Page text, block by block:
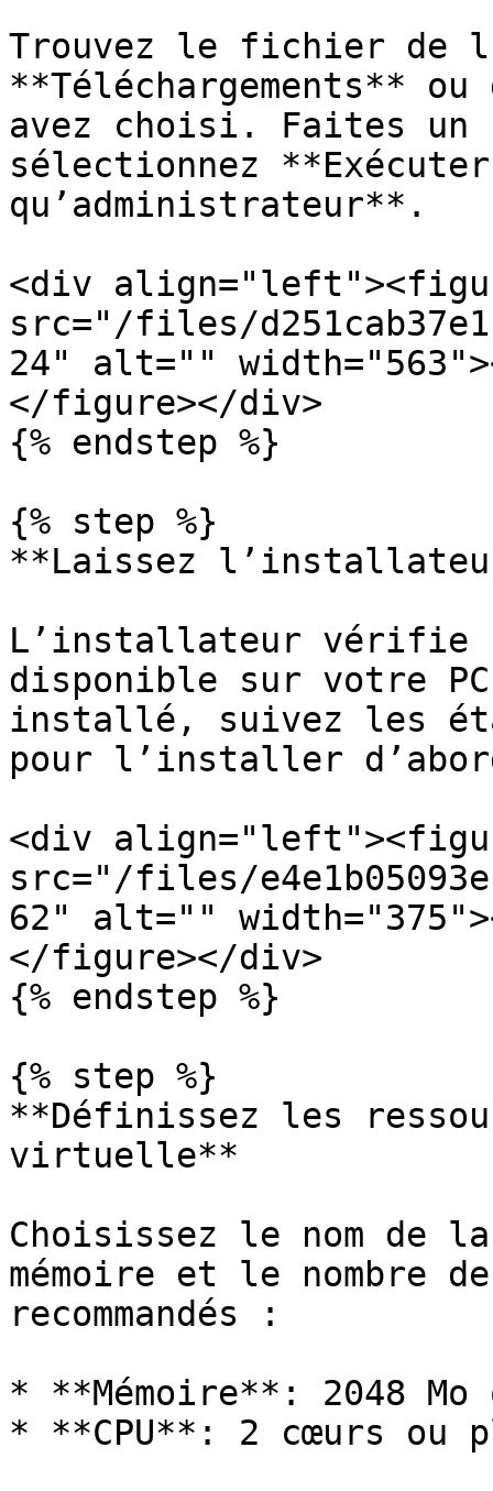
Trouvez le fichier de
**Téléchargements**
avez choisi. Faites
sélectionnez
qu’administrateur**.
<div
src="/files/
24" alt=""
</figure></div>
{% endstep %}
{% step %}
**Laissez
L’installateur vérifie
disponible sur votre
installé, suivez les
pour l’installer
<div
src="/files/
62" alt=""
</figure></div>
{% endstep %}
{% step %}
**Définissez les
virtuelle**
Choisissez le nom de
mémoire et le nombre
recommandés :
* **Mémoire**: 2048 Mo
* **CPU**: 2 cœurs ou